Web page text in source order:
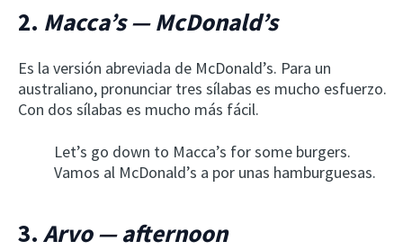
2. Macca’s — McDonald’s
Es la versión abreviada de McDonald’s. Para un
australiano, pronunciar tres sílabas es mucho esfuerzo.
Con dos sílabas es mucho más fácil.
Let’s go down to Macca’s for some burgers.
Vamos al McDonald’s a por unas hamburguesas.
3. Arvo — afternoon